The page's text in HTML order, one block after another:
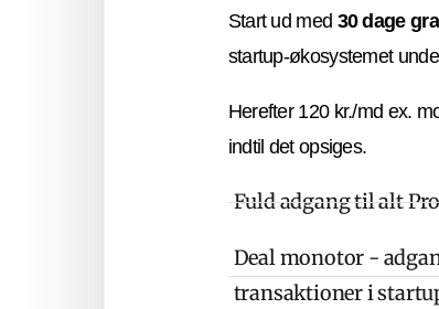
Start ud med 30 dage
startup-økosystemet
Herefter 120 kr./md ex.
indtil det opsiges.
Fuld adgang til alt
Deal monotor -
transaktioner i